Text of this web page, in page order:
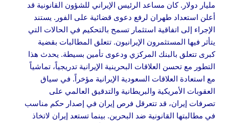
مليار دولار. كان مساعد الرئيس الإيراني للشؤون القانونية قد
أعلن استعداد طهران لرفع دعوى قضائية على الفور. يستند
الإجراء إلى اتفاقية استثمار تسمح بالتحكيم في الحالات التي
يتأثر فيها المستثمرون الإيرانيون. تتعلق المطالبات بقضية
كبرى تتعلق بالبنك المركزي ودعوى تأمين بسيطة. يحدث هذا
التطور مع تحسن العلاقات البحرينية الإيرانية تدريجياً، تماشياً
مع استعادة العلاقات السعودية الإيرانية مؤخراً. في سياق
العقوبات الأمريكية والبريطانية والتدقيق العالمي على
تصرفات إيران، قد تتعرقل فرص إيران في إصدار حكم مناسب
في مطالبتها القانونية ضد البحرين. بينما تستعد إيران لاتخاذ